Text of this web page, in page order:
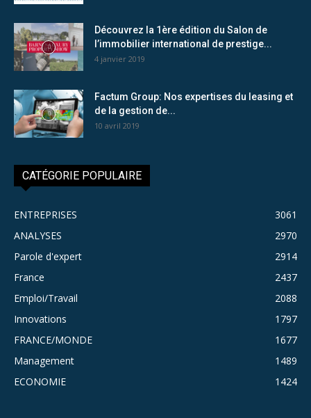
Découvrez la 1ère édition du Salon de
l’immobilier international de prestige...
4 janvier 2019
Factum Group: Nos expertises du leasing et
de la gestion de...
10 avril 2019
CATÉGORIE POPULAIRE
ENTREPRISES
3061
ANALYSES
2970
Parole d'expert
2914
France
2437
Emploi/Travail
2088
Innovations
1797
FRANCE/MONDE
1677
Management
1489
ECONOMIE
1424